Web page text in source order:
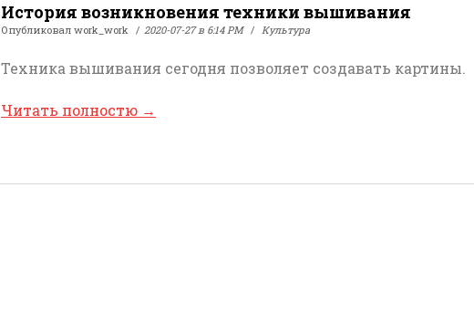
История возникновения техники вышивания
Опубликовал work_work 2020-07-27 в 6:14 PM Культура
Техника вышивания сегодня позволяет создавать картины.
Читать полностю →